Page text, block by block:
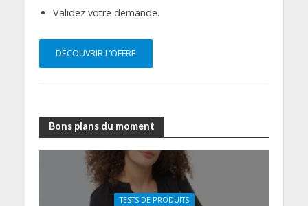
Validez votre demande.
DÉCOUVRIR L’OFFRE
Bons plans du moment
TESTS DE PRODUITS